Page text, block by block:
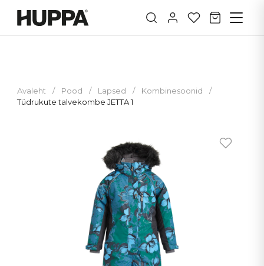
Avaleht / Pood / Lapsed / Kombinesoonid
/
Tüdrukute talvekombe JETTA 1